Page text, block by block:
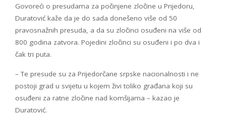
Govoreći o presudama za počinjene zločine u Prijedoru,
Duratović kaže da je do sada donešeno više od 50
pravosnažnih presuda, a da su zločinci osuđeni na više od
800 godina zatvora. Pojedini zločinci su osuđeni i po dva i
čak tri puta.
– Te presude su za Prijedorčane srpske nacionalnosti i ne
postoji grad u svijetu u kojem živi toliko građana koji su
osuđeni za ratne zločine nad komšijama – kazao je
Duratović.